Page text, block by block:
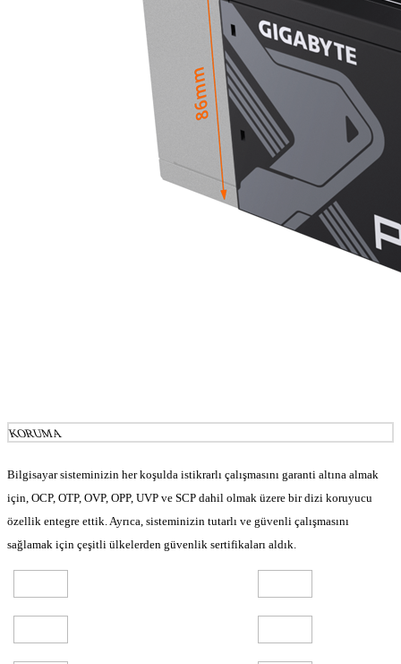
KORUMA
Bilgisayar sisteminizin her koşulda istikrarlı çalışmasını garanti altına almak
için, OCP, OTP, OVP, OPP, UVP ve SCP dahil olmak üzere bir dizi koruyucu
özellik entegre ettik. Ayrıca, sisteminizin tutarlı ve güvenli çalışmasını
sağlamak için çeşitli ülkelerden güvenlik sertifikaları aldık.